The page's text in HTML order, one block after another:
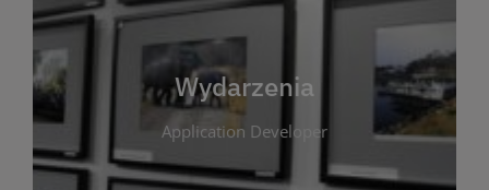
Wydarzenia
Application Developer
bibliotekę. Znajdziesz tu zapowiedzi spotkań
autorskich, warsztatów, prelekcji i zajęć
tematycznych dla różnych grup wiekowych. Każde
wydarzenie ma na celu promowanie kultury
czytelniczej oraz integrację społeczności lokalnej.
Dzięki kalendarzowi wydarzeń możesz łatwo